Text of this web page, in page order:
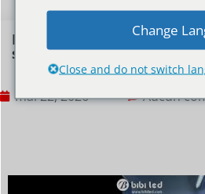
BIBILED’s P2.3 poster LED
shipped to Australia
mai 22, 2026 Aucun
Change
Close and do not switch